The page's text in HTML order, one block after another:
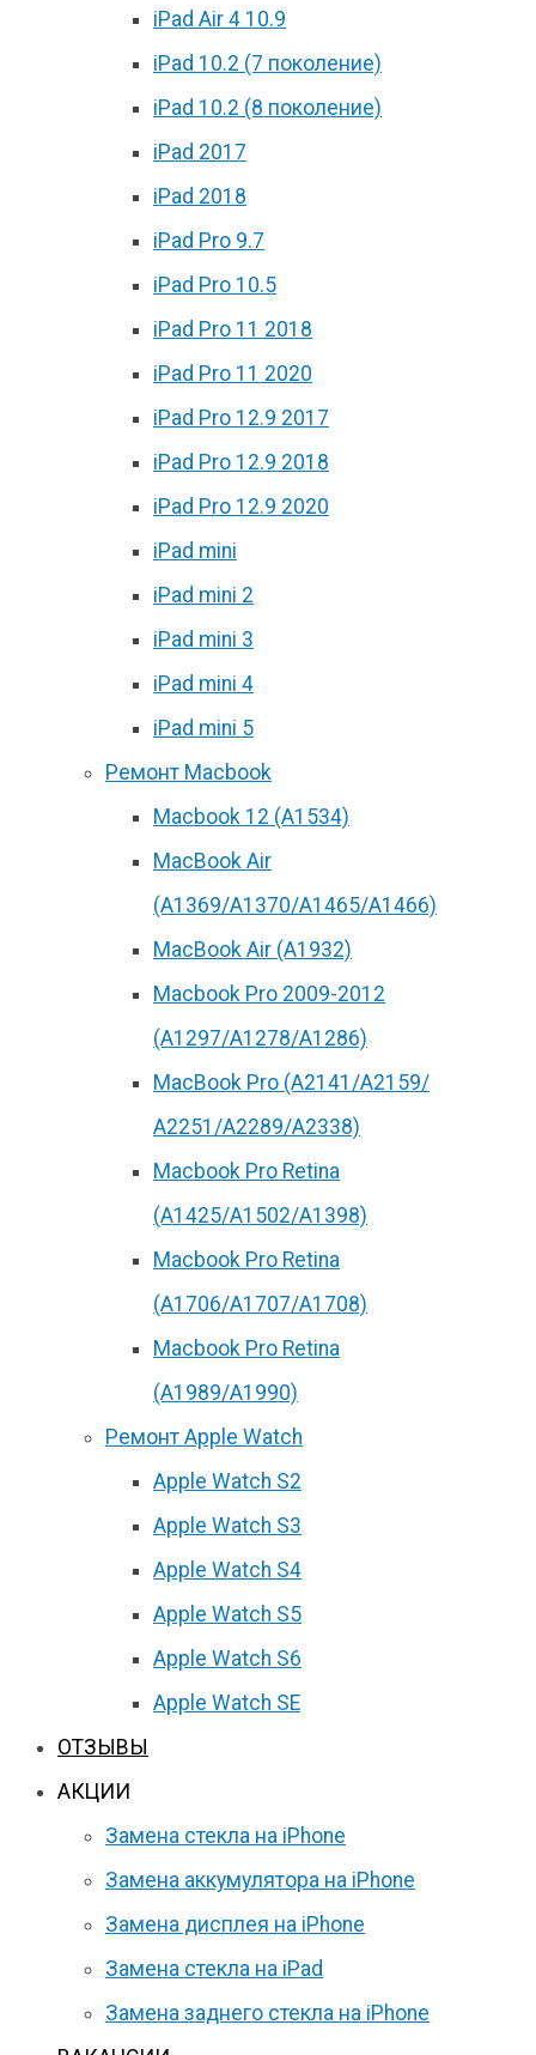
iPad Air 4 10.9
iPad 10.2 (7 поколение)
iPad 10.2 (8 поколение)
iPad 2017
iPad 2018
iPad Pro 9.7
iPad Pro 10.5
iPad Pro 11 2018
iPad Pro 11 2020
iPad Pro 12.9 2017
iPad Pro 12.9 2018
iPad Pro 12.9 2020
iPad mini
iPad mini 2
iPad mini 3
iPad mini 4
iPad mini 5
Ремонт Macbook
Macbook 12 (А1534)
MacBook Air
(A1369/A1370/A1465/A1466)
MacBook Air (A1932)
Macbook Pro 2009-2012
(A1297/A1278/A1286)
MacBook Pro (А2141/А2159/
А2251/A2289/A2338)
Macbook Pro Retina
(А1425/A1502/A1398)
Macbook Pro Retina
(А1706/A1707/A1708)
Macbook Pro Retina
(А1989/A1990)
Ремонт Apple Watch
Apple Watch S2
Apple Watch S3
Apple Watch S4
Apple Watch S5
Apple Watch S6
Apple Watch SE
ОТЗЫВЫ
АКЦИИ
Замена стекла на iPhone
Замена аккумулятора на iPhone
Замена дисплея на iPhone
Замена стекла на iPad
Замена заднего стекла на iPhone